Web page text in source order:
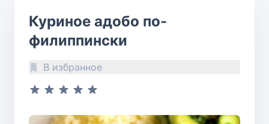
Куриное адобо по-
филиппински
В избранное